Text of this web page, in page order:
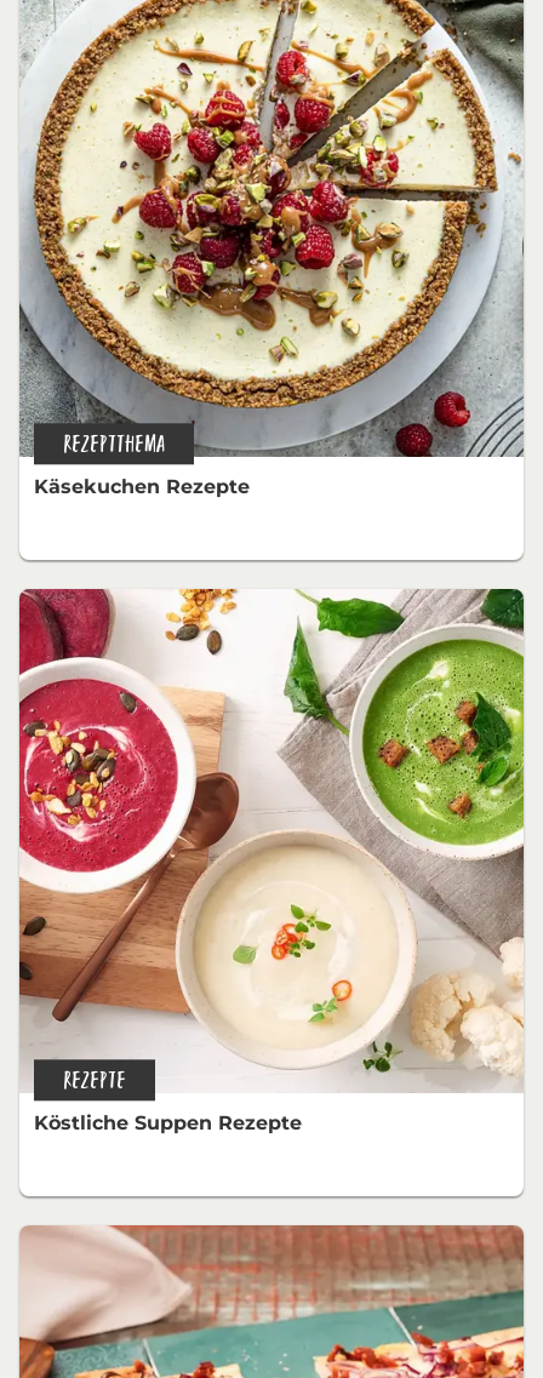
REZEPTTHEMA
Käsekuchen Rezepte
REZEPTE
Köstliche Suppen Rezepte